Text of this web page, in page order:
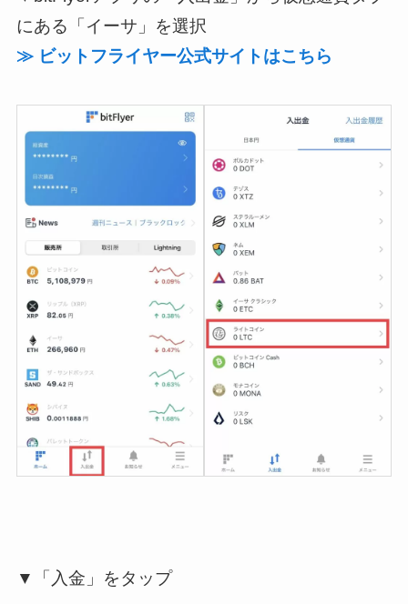
にある「イーサ」を選択
≫ ビットフライヤー公式サイトはこちら
▼「入金」をタップ